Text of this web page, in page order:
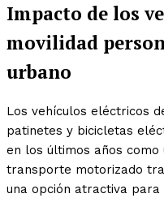
Impacto de los
movilidad
urbano
Los vehículos eléctricos
patinetes y bicicletas
en los últimos años
transporte motorizado
una opción atractiva